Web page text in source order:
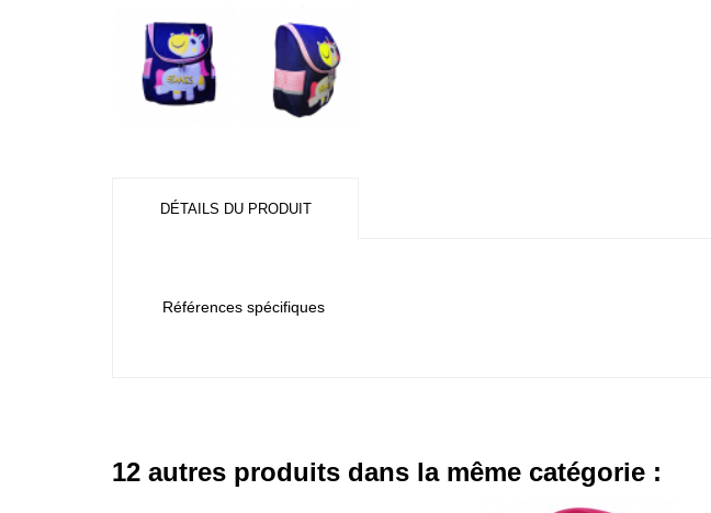
DÉTAILS DU PRODUIT
Références spécifiques
12 autres produits dans la même catégorie :